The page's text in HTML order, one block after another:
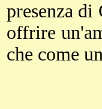
presenza
offrire
che come